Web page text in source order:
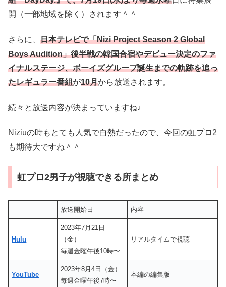
開（一部地域を除く）されます＾＾
さらに、 日本テレビで「Nizi Project Season 2 Global
Boys Audition」後半戦の韓国合宿やデビュー決定のファ
イナルステージ、ボーイズグループ誕生までの軌跡を追っ
たレギュラー番組が10月から放送されます。
続々と放送内容が決まっていますね♩
Niziuの時もとても人気で白熱だったので、今回の虹プロ2
も期待大ですね＾＾
虹プロ2男子が視聴できる所まとめ
放送開始日 内容
Hulu
2023年7月21日
（金）
毎週金曜午後10時〜
リアルタイムで視聴
YouTube
2023年8月4日（金）
毎週金曜午後7時〜
本編の編集版